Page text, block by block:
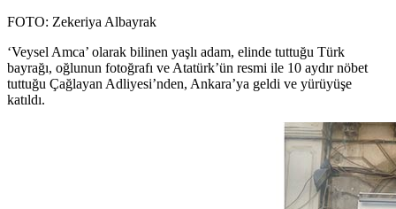
FOTO: Zekeriya Albayrak
‘Veysel Amca’ olarak bilinen yaşlı adam, elinde tuttuğu Türk
bayrağı, oğlunun fotoğrafı ve Atatürk’ün resmi ile 10 aydır nöbet
tuttuğu Çağlayan Adliyesi’nden, Ankara’ya geldi ve yürüyüşe
katıldı.